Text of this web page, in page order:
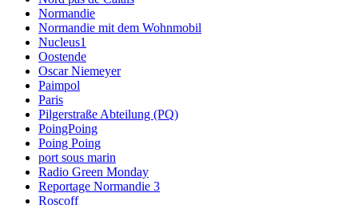
Normandie
Normandie mit dem Wohnmobil
Nucleus1
Oostende
Oscar Niemeyer
Paimpol
Paris
Pilgerstraße Abteilung (PQ)
PoingPoing
Poing Poing
port sous marin
Radio Green Monday
Reportage Normandie 3
Roscoff